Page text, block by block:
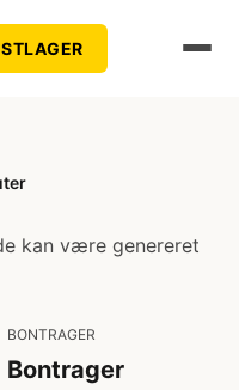
kan være genereret
BONTRAGER
Bontrager